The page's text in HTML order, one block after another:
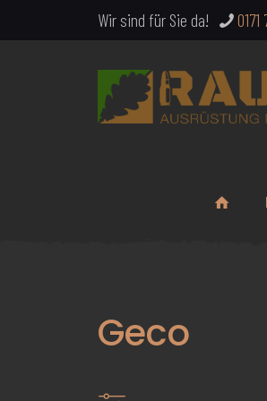
Wir sind für Sie da!
Geco